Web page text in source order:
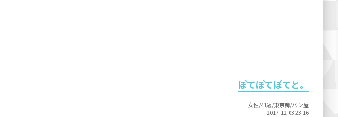
ぽてぽてぽてと。
女性/41歳/東京都/パン屋
2017-12-03 23:16